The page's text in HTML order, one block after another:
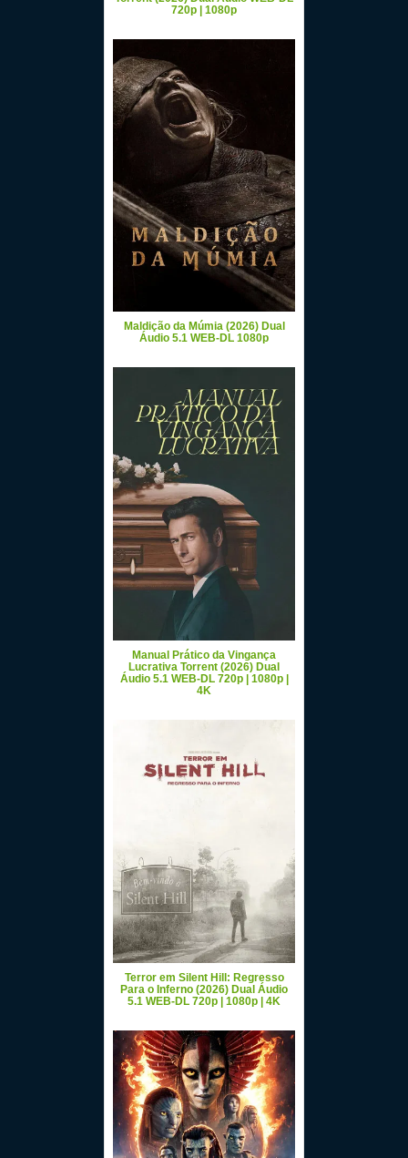
720p | 1080p
Maldição da Múmia (2026) Dual
Áudio 5.1 WEB-DL 1080p
Manual Prático da Vingança
Lucrativa Torrent (2026) Dual
Áudio 5.1 WEB-DL 720p | 1080p |
4K
Terror em Silent Hill: Regresso
Para o Inferno (2026) Dual Áudio
5.1 WEB-DL 720p | 1080p | 4K